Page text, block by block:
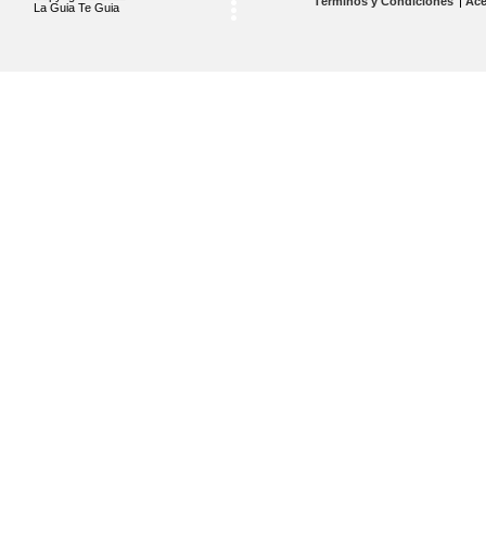
La Guia Te Guia